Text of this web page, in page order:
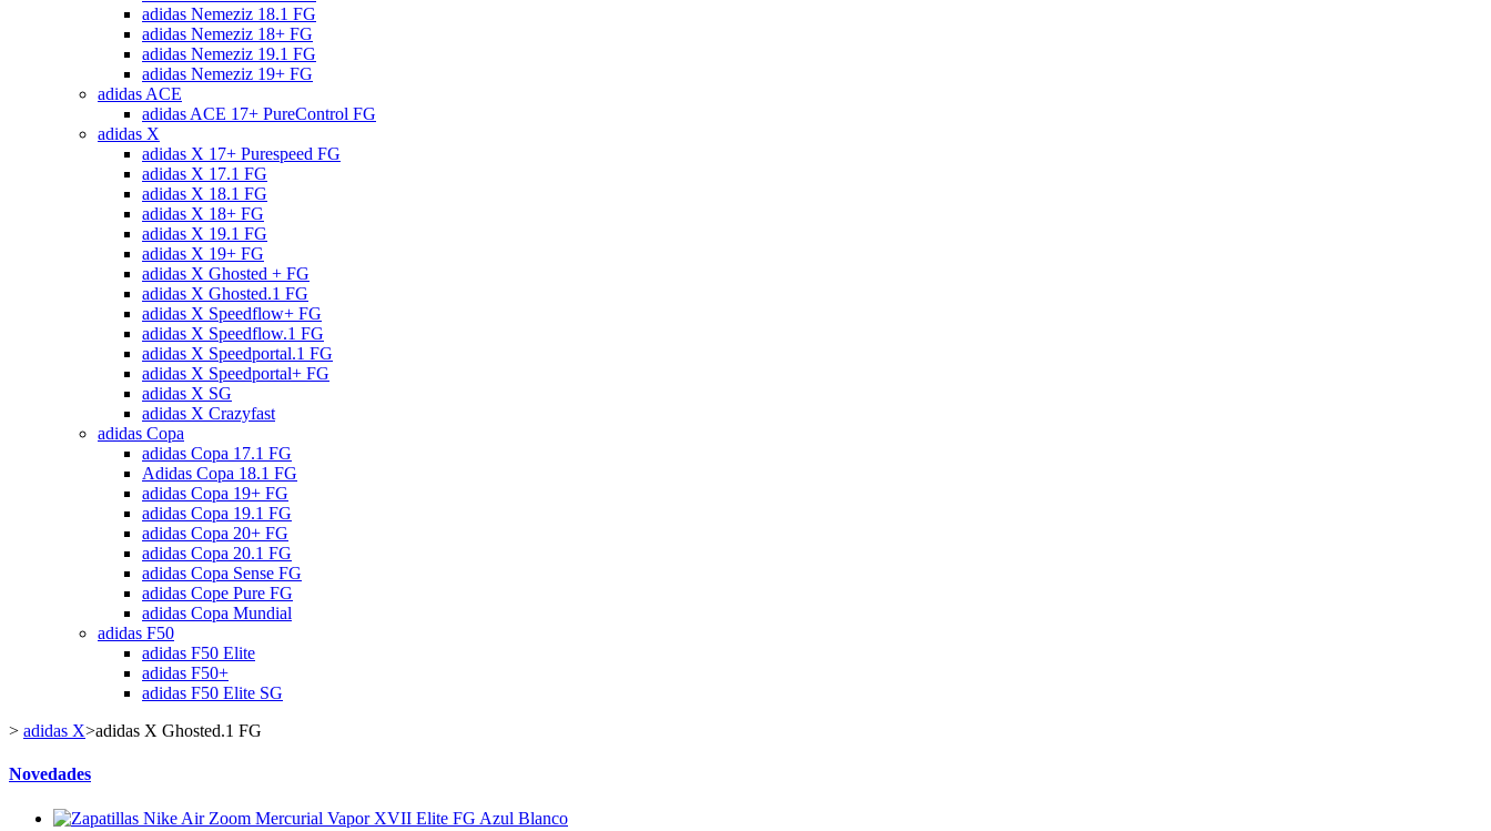
adidas Nemeziz 18.1 FG
adidas Nemeziz 18+ FG
adidas Nemeziz 19.1 FG
adidas Nemeziz 19+ FG
adidas ACE
adidas ACE 17+ PureControl FG
adidas X
adidas X 17+ Purespeed FG
adidas X 17.1 FG
adidas X 18.1 FG
adidas X 18+ FG
adidas X 19.1 FG
adidas X 19+ FG
adidas X Ghosted + FG
adidas X Ghosted.1 FG
adidas X Speedflow+ FG
adidas X Speedflow.1 FG
adidas X Speedportal.1 FG
adidas X Speedportal+ FG
adidas X SG
adidas X Crazyfast
adidas Copa
adidas Copa 17.1 FG
Adidas Copa 18.1 FG
adidas Copa 19+ FG
adidas Copa 19.1 FG
adidas Copa 20+ FG
adidas Copa 20.1 FG
adidas Copa Sense FG
adidas Cope Pure FG
adidas Copa Mundial
adidas F50
adidas F50 Elite
adidas F50+
adidas F50 Elite SG
> adidas X>adidas X Ghosted.1 FG
Novedades